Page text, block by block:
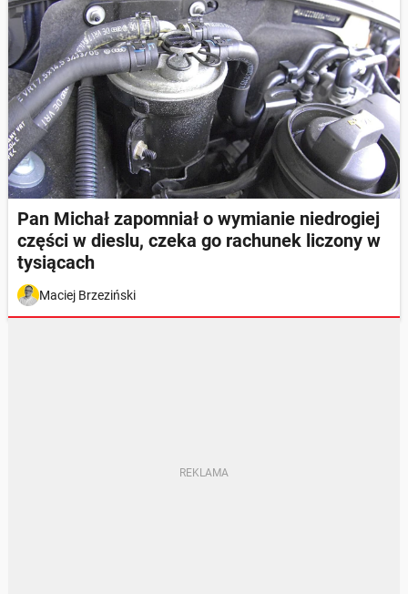
Pan Michał zapomniał o wymianie niedrogiej
części w dieslu, czeka go rachunek liczony w
tysiącach
Maciej Brzeziński